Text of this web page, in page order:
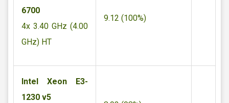
6700
4x 3.40 GHz (4.00
GHz) HT
9.12 (100%)
Intel Xeon E3-
1230 v5